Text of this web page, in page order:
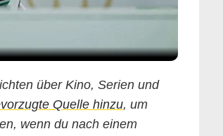
über Kino, Serien und
Quelle hinzu, um
wenn du nach einem